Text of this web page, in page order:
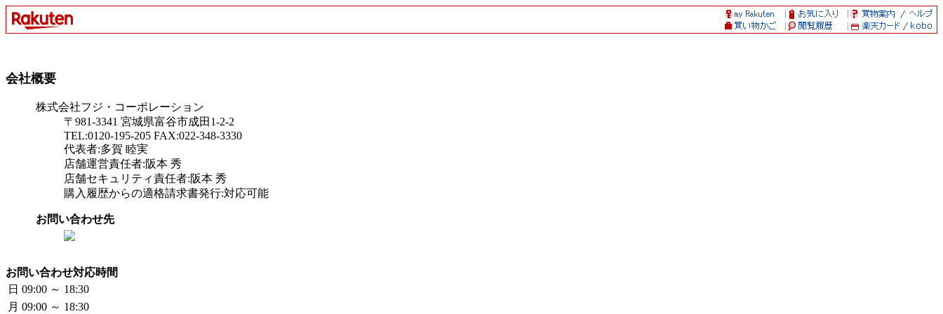
会社概要
株式会社フジ・コーポレーション
〒981-3341 宮城県富谷市成田1-2-2
TEL:0120-195-205 FAX:022-348-3330
代表者:多賀 睦実
店舗運営責任者:阪本 秀
店舗セキュリティ責任者:阪本 秀
購入履歴からの適格請求書発行:対応可能
お問い合わせ先
お問い合わせ対応時間
日 09:00 ～ 18:30
月 09:00 ～ 18:30